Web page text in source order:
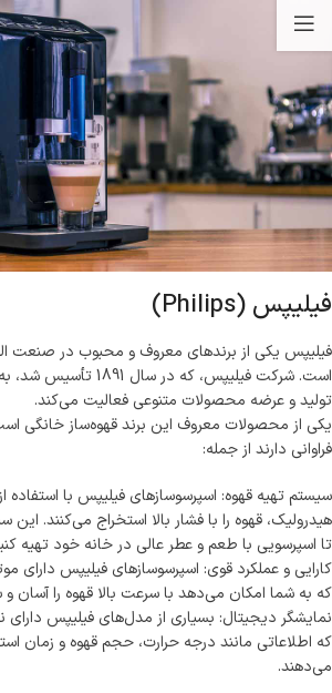
فیلیپس (Philips)
فیلیپس یکی از برندهای معروف و محبوب در صنعت
است. شرکت فیلیپس، که در
تولید و عرضه محصولات متنوعی فعالیت می‌کند.
یکی از محصولات معروف این برند قهوه‌ساز خانگی
فراوانی دارند از جمله:
سیستم تهیه قهوه: اسپرسوسازهای فیلیپس با استفاده
هیدرولیک، قهوه را با فشار بالا استخراج می‌کنند.
تا اسپرسویی با طعم و عطر عالی در خانه خود تهیه
کارایی و عملکرد قوی: اسپرسوسازهای فیلیپس دارای
که به شما امکان می‌دهد با سرعت بالا قهوه را آسان و
نمایشگر دیجیتال: بسیاری از مدل‌های فیلیپس
که اطلاعاتی مانند درجه حرارت، حجم قهوه و زمان
می‌دهند.